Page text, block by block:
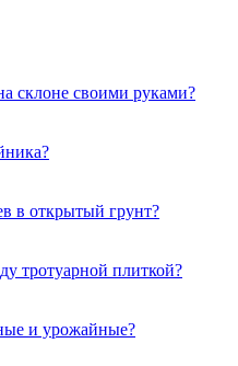
склоне своими руками?
в открытый грунт?
тротуарной плиткой?
и урожайные?